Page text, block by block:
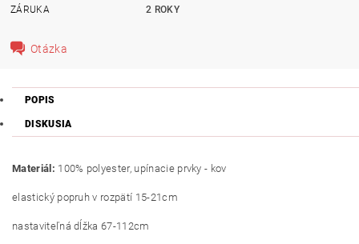
ZÁRUKA
2 ROKY
Otázka
POPIS
DISKUSIA
Materiál: 100% polyester, upínacie prvky - kov
elastický popruh v rozpätí 15-21cm
nastaviteľná dĺžka 67-112cm